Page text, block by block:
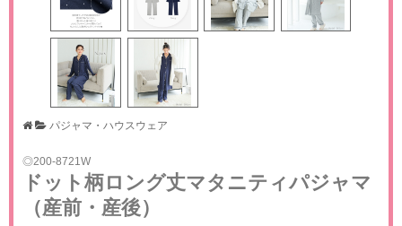
パジャマ・ハウスウェア
200-8721W
ドット柄ロング丈マタニティパジャマ
（産前・産後）